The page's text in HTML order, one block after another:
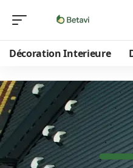
Décoration Interieure